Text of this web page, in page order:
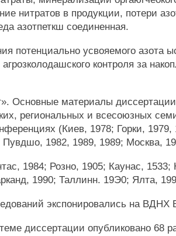
нитратов в продукции, потери
азотпеткш соединенная.
потенциально усвояемого азота
контроля за
Основные материалы
региональных и всесоюзных
(Киев, 1978; Горки, 1979,
Пувдшо, 1982, 1989, 1989; Москва,
1984; Розно, 1905; Каунас, 1533;
1990; Таллинн. 19Э0; Ялта,
экспонировались на
диссертации опубликовано 68